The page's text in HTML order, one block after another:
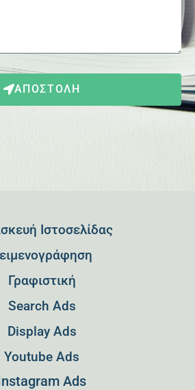
ΑΠΟΣΤΟΛΗ
Ιστοσελίδας
Γραφιστική
Search Ads
Display Ads
Youtube Ads
Ads